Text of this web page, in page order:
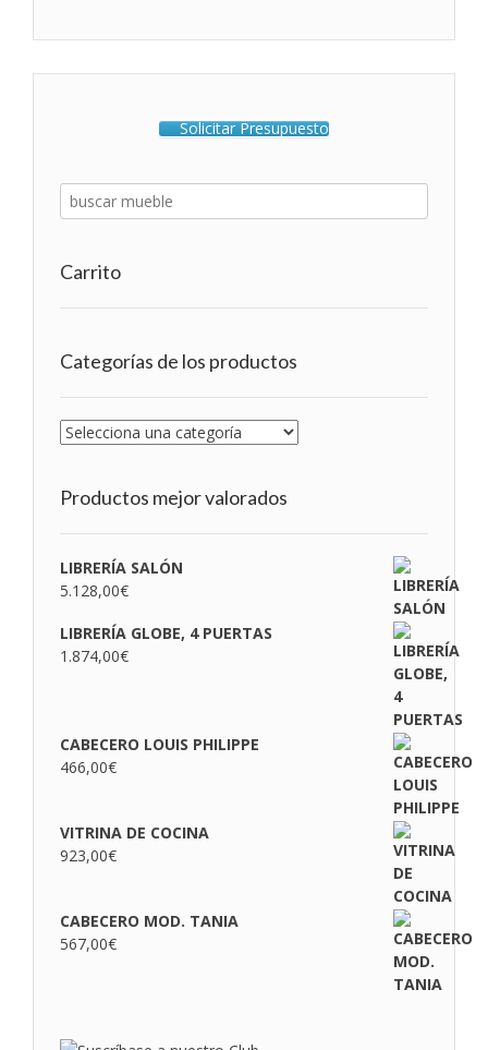
Solicitar Presupuesto
Carrito
Categorías de los productos
Productos mejor valorados
LIBRERÍA SALÓN
5.128,00€
LIBRERÍA GLOBE, 4 PUERTAS
1.874,00€
CABECERO LOUIS PHILIPPE
466,00€
VITRINA DE COCINA
923,00€
CABECERO MOD. TANIA
567,00€